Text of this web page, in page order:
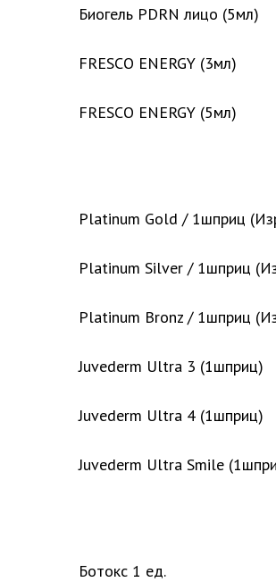
Биогель PDRN лицо (5мл)
FRESCO ENERGY (3мл)
FRESCO ENERGY (5мл)
Platinum Gold / 1шприц
Platinum Silver / 1шприц
Platinum Bronz / 1шприц
Juvederm Ultra 3 (1шприц)
Juvederm Ultra 4 (1шприц)
Juvederm Ultra Smile
Ботокс 1 ед.